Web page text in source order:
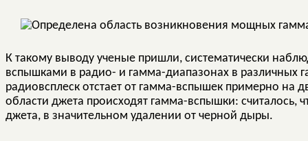
К такому выводу ученые пришли, систематически
вспышками в радио- и гамма-диапазонах в различных
радиовсплеск отстает от гамма-вспышек примерно на
области джета происходят гамма-вспышки: считалось,
джета, в значительном удалении от черной дыры.